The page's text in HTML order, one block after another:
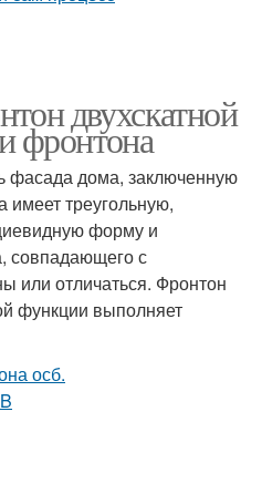
двухскатной
фронтона
фасада дома, заключенную
треугольную,
форму и
совпадающего с
или отличаться. Фронтон
функции выполняет